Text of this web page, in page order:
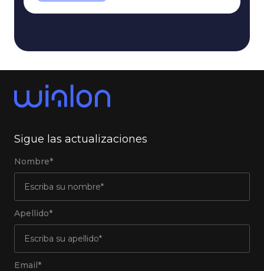
Sigue las actualizaciones
Nombre*
Apellido*
Email*